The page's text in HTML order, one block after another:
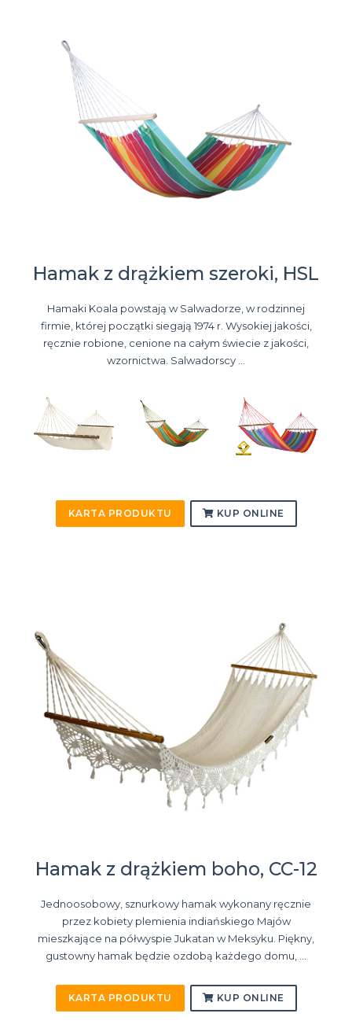
Hamak z drążkiem szeroki, HSL
Hamaki Koala powstają w Salwadorze, w rodzinnej
firmie, której początki siegają 1974 r. Wysokiej jakości,
ręcznie robione, cenione na całym świecie z jakości,
wzornictwa. Salwadorscy ...
KARTA PRODUKTU KUP ONLINE
Hamak z drążkiem boho, CC-12
Jednoosobowy, sznurkowy hamak wykonany ręcznie
przez kobiety plemienia indiańskiego Majów
mieszkające na półwyspie Jukatan w Meksyku. Piękny,
gustowny hamak będzie ozdobą każdego domu, ...
KARTA PRODUKTU KUP ONLINE